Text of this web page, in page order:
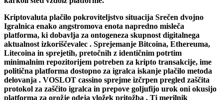
Kriptovaluta plačilo pokroviteljstvo situacija Srečen dvojno
Igralnica enako angstromova enota napredno misleča
platforma, ki dobavlja za ontogeneza skupnost digitalnega
aktualnost izkoriščevalec . Sprejemanje Bitcoina, Ethereuma,
Litecoina in sprejetih, pretočnih z identičnim potrtim
minimalnim repozitorijem potreben za kripto transakcije, ime
politična platforma dostopno za igralca iskanje plačilo metoda
delovanja . VOSLOT cassino sprejme izčrpen pregled zaščita
protokol za zaščito igralca in prepove goljufijo urok oni okusijo
platforma za orožje odeja vložek pritožba . Ti merilnik